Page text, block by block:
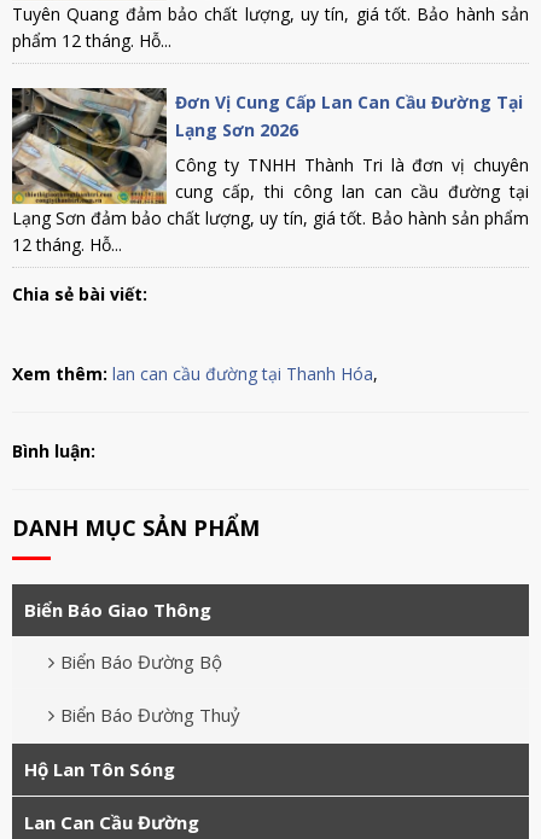
Tuyên Quang đảm bảo chất lượng, uy tín, giá tốt. Bảo hành sản
phẩm 12 tháng. Hỗ...
Đơn Vị Cung Cấp Lan Can Cầu Đường Tại
Lạng Sơn 2026
Công ty TNHH Thành Tri là đơn vị chuyên
cung cấp, thi công lan can cầu đường tại
Lạng Sơn đảm bảo chất lượng, uy tín, giá tốt. Bảo hành sản phẩm
12 tháng. Hỗ...
Chia sẻ bài viết:
Xem thêm: lan can cầu đường tại Thanh Hóa,
Bình luận:
DANH MỤC SẢN PHẨM
Biển Báo Giao Thông
Biển Báo Đường Bộ
Biển Báo Đường Thuỷ
Hộ Lan Tôn Sóng
Lan Can Cầu Đường